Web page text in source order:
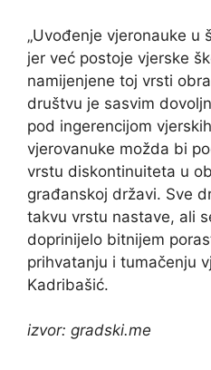
„Uvođenje vjeronauke u
jer već postoje vjerske
namijenjene toj vrsti
društvu je sasvim
pod ingerencijom
vjerovanuke možda bi
vrstu diskontinuiteta u
građanskoj državi. Sve
takvu vrstu nastave, ali
doprinijelo bitnijem
prihvatanju i tumačenju
Kadribašić.
izvor: gradski.me